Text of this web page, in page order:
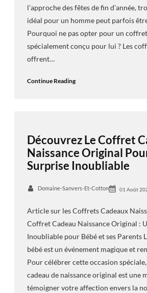
l’approche des fêtes de fin d’année,
idéal pour un homme peut parfois
Pourquoi ne pas opter pour un
spécialement conçu pour lui ? Les
offrent…
Continue Reading
Découvrez Le Coffret
Naissance Original
Surprise Inoubliable
Domaine-Sanvers-Et-Cotton 01 Août
Article sur les Coffrets Cadeaux
Coffret Cadeau Naissance Original :
Inoubliable pour Bébé et ses Parents
bébé est un événement magique et
Pour célébrer cette occasion
cadeau de naissance original est une
témoigner votre affection envers la